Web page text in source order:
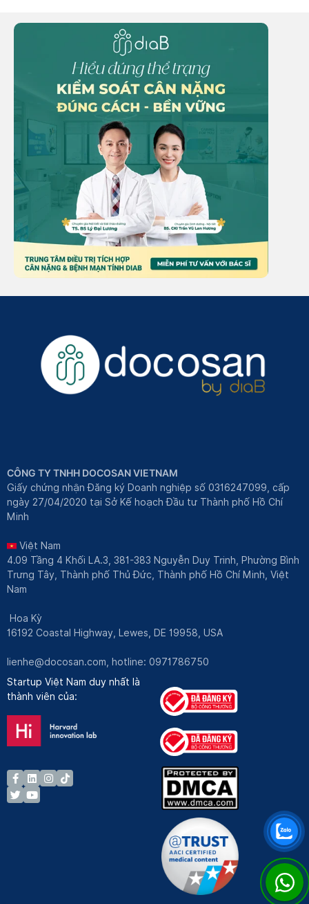
CÔNG TY TNHH DOCOSAN VIETNAM
Giấy chứng nhận Đăng ký Doanh nghiệp số 0316247099, cấp
ngày 27/04/2020 tại Sở Kế hoạch Đầu tư Thành phố Hồ Chí
Minh
Việt Nam
4.09 Tầng 4 Khối LA.3, 381-383 Nguyễn Duy Trinh, Phường Bình
Trưng Tây, Thành phố Thủ Đức, Thành phố Hồ Chí Minh, Việt
Nam
Hoa Kỳ
16192 Coastal Highway, Lewes, DE 19958, USA
lienhe@docosan.com , hotline: 0971786750
Startup Việt Nam duy nhất là
thành viên của: